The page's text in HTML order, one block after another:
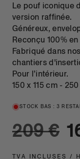
Le pouf iconique
version raffinée.
Généreux,
Reconçu 100%
Fabriqué dans
chantiers
Pour l’intérieur.
150 x 115 cm -
STOCK BAS : 3
Prix habituel
209 €
TVA INCLUSES /